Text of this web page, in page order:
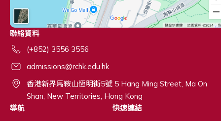
聯絡資料
(+852) 3556 3556
admissions@rchk.edu.hk
香港新界馬鞍山恆明街5號 5 Hang Ming Street, Ma On
Shan, New Territories, Hong Kong
導航
快速連結